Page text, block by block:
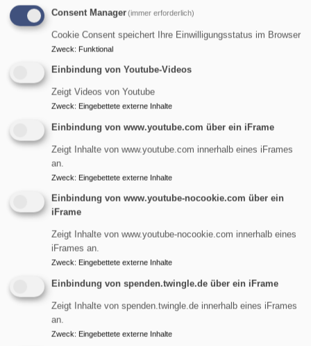
St. Maria Magdalena - Tennenlohe
evangelisch in Tennenlohe und im World Wide Web
Hauptnavigation
Aktionen
Aktionen
Consent Manager(immer erforderlich)
Cookie Consent speichert Ihre Einwilligungsstatus im Browser
Zweck: Funktional
Einbindung von Youtube-Videos
Zeigt Videos von Youtube
Zweck: Eingebettete externe Inhalte
Einbindung von www.youtube.com über ein iFrame
Zeigt Inhalte von www.youtube.com innerhalb eines iFrames
an.
Zweck: Eingebettete externe Inhalte
Einbindung von www.youtube-nocookie.com über ein
iFrame
Zeigt Inhalte von www.youtube-nocookie.com innerhalb eines
iFrames an.
Zweck: Eingebettete externe Inhalte
Einbindung von spenden.twingle.de über ein iFrame
Zeigt Inhalte von spenden.twingle.de innerhalb eines iFrames
an.
Zweck: Eingebettete externe Inhalte